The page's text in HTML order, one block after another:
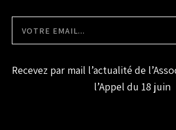
Recevez par mail l’actualité de
l’Appel du 18 juin